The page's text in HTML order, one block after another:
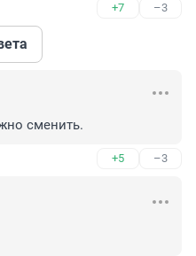
+7 –3
сменить.
+5 –3